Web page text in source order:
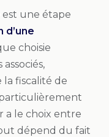
est une étape
d’une
choisie
la fiscalité de
a le choix entre
dépend du fait